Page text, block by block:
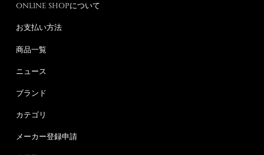
ONLINE SHOPについて
お支払い方法
商品一覧
ニュース
ブランド
カテゴリ
メーカー登録申請